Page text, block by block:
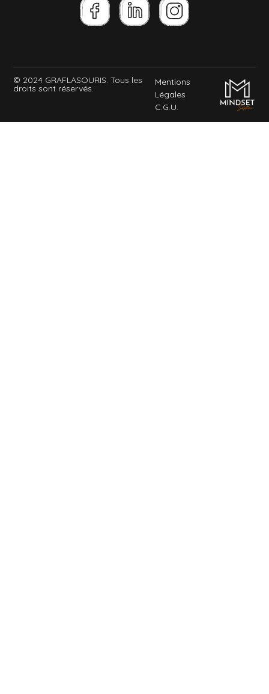
© 2024 GRAFLASOURIS. Tous les
droits sont réservés.
Mentions
Légales
C.G.U.